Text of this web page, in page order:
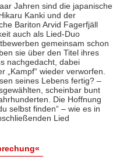
Jahren sind die japanische
Kanki und der
Bariton Arvid Fagerfjäll
auch als Lied-Duo
gemeinsam schon
sie über den Titel ihres
nachgedacht, dabei
„Kampf“ wieder verworfen.
seines Lebens fertig? –
scheinbar bunt
Die Hoffnung
selbst finden“ – wie es in
Lied